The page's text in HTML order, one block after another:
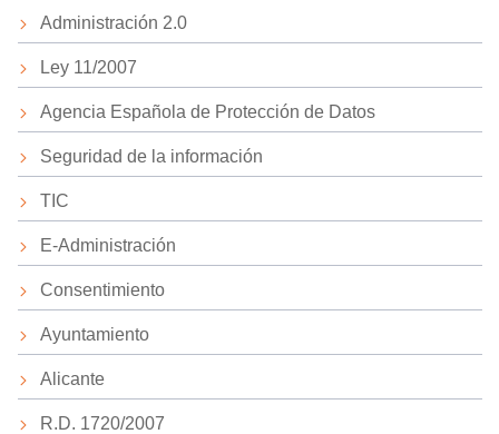
Administración 2.0
Ley 11/2007
Agencia Española de Protección de Datos
Seguridad de la información
TIC
E-Administración
Consentimiento
Ayuntamiento
Alicante
R.D. 1720/2007